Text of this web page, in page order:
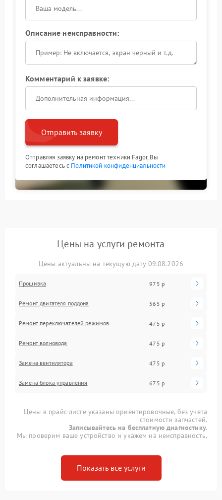
Описание неисправности:
Комментарий к заявке:
Отправить заявку
Отправляя заявку на ремонт техники Fagor, Вы
соглашаетесь с Политикой конфиденциальности
Цены на услуги ремонта
Цены актуальны на текущую дату 09.08.2026
Прошивка 975 р
Ремонт двигателя поддона 565 р
Ремонт переключателей режимов 475 р
Ремонт волновода 475 р
Замена вентилятора 475 р
Замена блока управления 675 р
Цены в прайс-листе указаны ориентировочные, без учета
стоимости запчастей.
Записывайтесь на бесплатную диагностику.
Мы проверим ваше устройство и укажем на неисправность.
Показать все услуги